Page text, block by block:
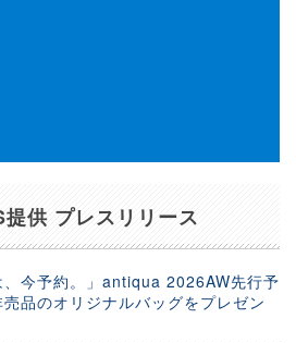
供 プレスリリース
、今予約。」antiqua 2026AW先行予
品のオリジナルバッグをプレゼン